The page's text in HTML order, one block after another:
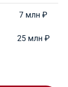
7 млн ₽
25 млн ₽